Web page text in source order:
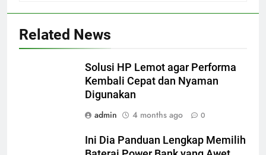
Related News
Solusi HP Lemot agar Performa
Kembali Cepat dan Nyaman
Digunakan
admin
4 months ago 0
Ini Dia Panduan Lengkap Memilih